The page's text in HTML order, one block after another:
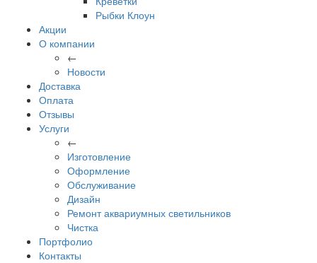
Рыбки Клоун
Акции
О компании
←
Новости
Доставка
Оплата
Отзывы
Услуги
←
Изготовление
Оформление
Обслуживание
Дизайн
Ремонт аквариумных светильников
Чистка
Портфолио
Контакты